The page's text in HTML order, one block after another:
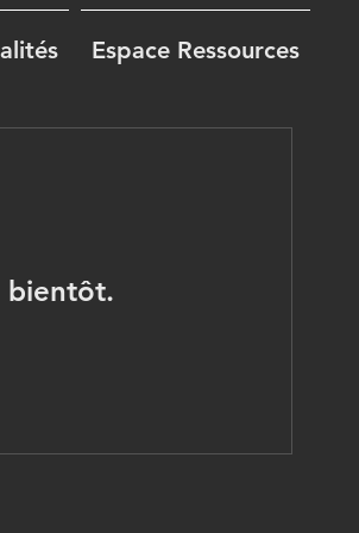
Espace Ressources
bientôt.